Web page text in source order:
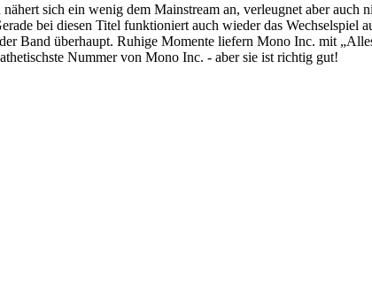
sich ein wenig dem Mainstream an, verleugnet aber
bei diesen Titel funktioniert auch wieder das
Band überhaupt. Ruhige Momente liefern Mono Inc. mit
Nummer von Mono Inc. - aber sie ist richtig gut!